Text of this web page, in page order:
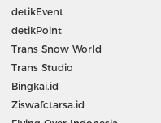
detikEvent
detikPoint
Trans Snow World
Trans Studio
Bingkai.id
Ziswafctarsa.id